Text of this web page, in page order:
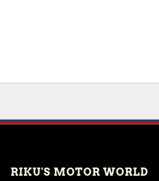
RIKU'S MOTOR WORLD